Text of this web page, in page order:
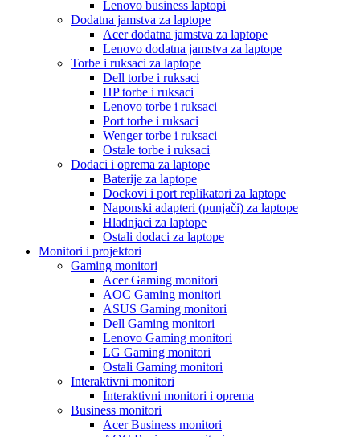
Lenovo business laptopi
Dodatna jamstva za laptope
Acer dodatna jamstva za laptope
Lenovo dodatna jamstva za laptope
Torbe i ruksaci za laptope
Dell torbe i ruksaci
HP torbe i ruksaci
Lenovo torbe i ruksaci
Port torbe i ruksaci
Wenger torbe i ruksaci
Ostale torbe i ruksaci
Dodaci i oprema za laptope
Baterije za laptope
Dockovi i port replikatori za laptope
Naponski adapteri (punjači) za laptope
Hladnjaci za laptope
Ostali dodaci za laptope
Monitori i projektori
Gaming monitori
Acer Gaming monitori
AOC Gaming monitori
ASUS Gaming monitori
Dell Gaming monitori
Lenovo Gaming monitori
LG Gaming monitori
Ostali Gaming monitori
Interaktivni monitori
Interaktivni monitori i oprema
Business monitori
Acer Business monitori